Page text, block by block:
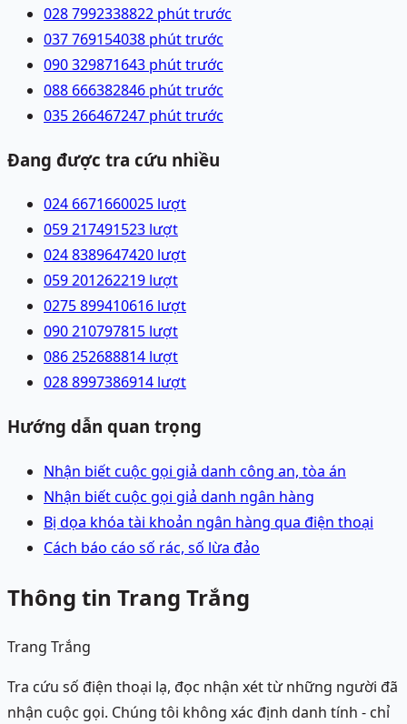
028 7992338822 phút trước
037 769154038 phút trước
090 329871643 phút trước
088 666382846 phút trước
035 266467247 phút trước
Đang được tra cứu nhiều
024 6671660025 lượt
059 217491523 lượt
024 8389647420 lượt
059 201262219 lượt
0275 899410616 lượt
090 210797815 lượt
086 252688814 lượt
028 8997386914 lượt
Hướng dẫn quan trọng
Nhận biết cuộc gọi giả danh công an, tòa án
Nhận biết cuộc gọi giả danh ngân hàng
Bị dọa khóa tài khoản ngân hàng qua điện thoại
Cách báo cáo số rác, số lừa đảo
Thông tin Trang Trắng
Trang Trắng
Tra cứu số điện thoại lạ, đọc nhận xét từ những người đã
nhận cuộc gọi. Chúng tôi không xác định danh tính - chỉ